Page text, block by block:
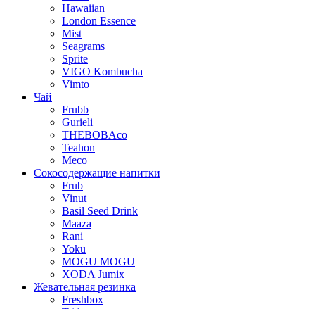
Hawaiian
London Essence
Mist
Seagrams
Sprite
VIGO Kombucha
Vimto
Чай
Frubb
Gurieli
THEBOBAco
Teahon
Meco
Сокосодержащие напитки
Frub
Vinut
Basil Seed Drink
Maaza
Rani
Yoku
MOGU MOGU
XODA Jumix
Жевательная резинка
Freshbox